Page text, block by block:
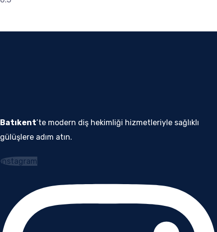
Batıkent’te modern diş hekimliği hizmetleriyle sağlıklı
gülüşlere adım atın.
Instagram